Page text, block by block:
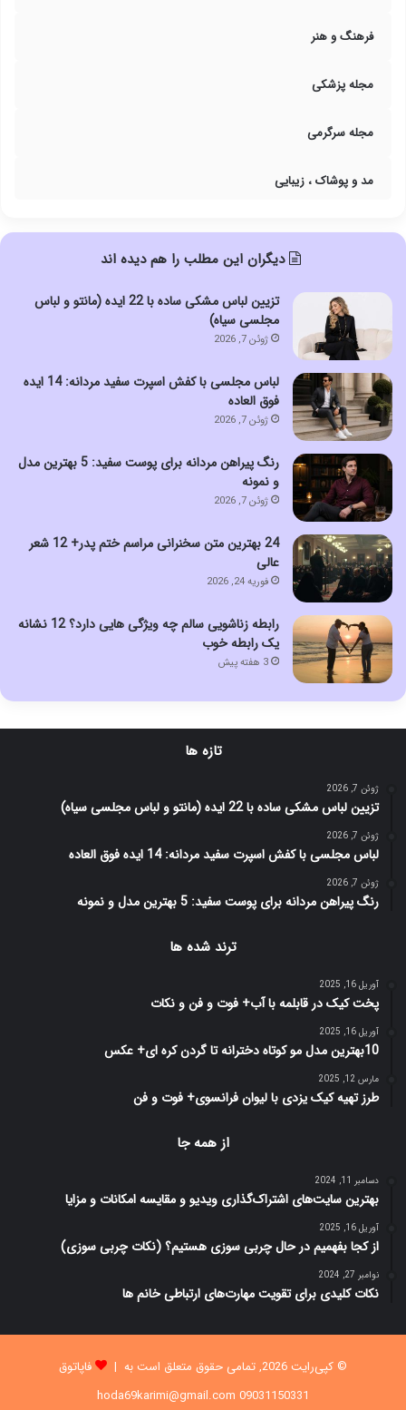
فرهنگ و هنر
مجله پزشکی
مجله سرگرمی
مد و پوشاک ، زیبایی
دیگران این مطلب را هم دیده اند
تزیین لباس مشکی ساده با 22 ایده (مانتو و لباس
مجلسی سیاه)
ژوئن 7, 2026
لباس مجلسی با کفش اسپرت سفید مردانه: 14 ایده
فوق العاده
ژوئن 7, 2026
رنگ پیراهن مردانه برای پوست سفید: 5 بهترین مدل
و نمونه
ژوئن 7, 2026
24 بهترین متن سخنرانی مراسم ختم پدر+ 12 شعر
عالی
فوریه 24, 2026
رابطه زناشویی سالم چه ویژگی هایی دارد؟ 12 نشانه
یک رابطه خوب
3 هفته پیش
تازه ها
ژوئن 7, 2026
تزیین لباس مشکی ساده با 22 ایده (مانتو و لباس مجلسی سیاه)
ژوئن 7, 2026
لباس مجلسی با کفش اسپرت سفید مردانه: 14 ایده فوق العاده
ژوئن 7, 2026
رنگ پیراهن مردانه برای پوست سفید: 5 بهترین مدل و نمونه
ترند شده ها
آوریل 16, 2025
پخت کیک در قابلمه با آب+ فوت و فن و نکات
آوریل 16, 2025
10بهترین مدل مو کوتاه دخترانه تا گردن کره ای+ عکس
مارس 12, 2025
طرز تهیه کیک یزدی با لیوان فرانسوی+ فوت و فن
از همه جا
دسامبر 11, 2024
بهترین سایت‌های اشتراک‌گذاری ویدیو و مقایسه امکانات و مزایا
آوریل 16, 2025
از کجا بفهمیم در حال چربی سوزی هستیم؟ (نکات چربی سوزی)
نوامبر 27, 2024
نکات کلیدی برای تقویت مهارت‌های ارتباطی خانم ها
© کپی‌رایت 2026, تمامی حقوق متعلق است به |
فاپاتوق
09031150331 hoda69karimi@gmail.com